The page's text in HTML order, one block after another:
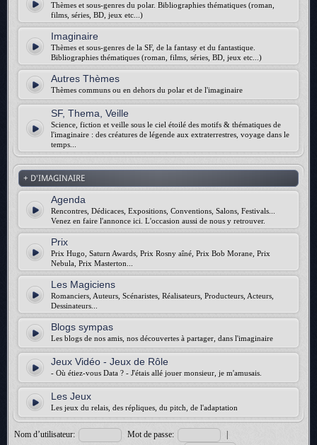
Thèmes et sous-genres du polar. Bibliographies thématiques (roman,
films, séries, BD, jeux etc...)
Imaginaire
Thèmes et sous-genres de la SF, de la fantasy et du fantastique.
Bibliographies thématiques (roman, films, séries, BD, jeux etc...)
Autres Thèmes
Thèmes communs ou en dehors du polar et de l'imaginaire
SF, Thema, Veille
Science, fiction et veille sous le ciel étoilé des motifs & thématiques de
l'imaginaire : des créatures de légende aux extraterrestres, voyage dans le
temps...
+ D'IMAGINAIRE
Agenda
Rencontres, Dédicaces, Expositions, Conventions, Salons, Festivals...
Venez en faire l'annonce ici. L'occasion aussi de nous y retrouver.
Prix
Prix Hugo, Saturn Awards, Prix Rosny aîné, Prix Bob Morane, Prix
Nebula, Prix Masterton...
Les Magiciens
Romanciers, Auteurs, Scénaristes, Réalisateurs, Producteurs, Acteurs,
Dessinateurs...
Blogs sympas
Les blogs de nos amis, nos découvertes à partager, dans l'imaginaire
Jeux Vidéo - Jeux de Rôle
- Où étiez-vous Data ? - J'étais allé jouer monsieur, je m'amusais.
Les Jeux
Les jeux du relais, des répliques, du pitch, de l'adaptation
Nom d’utilisateur: Mot de passe:
|